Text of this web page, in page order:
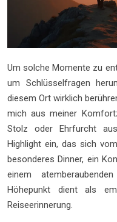
Um solche Momente zu
um Schlüsselfragen
diesem Ort wirklich
mich aus meiner
Stolz oder Ehrfurcht
Highlight ein, das sich
besonderes Dinner, ein
einem
Höhepunkt dient als
Reiseerinnerung.